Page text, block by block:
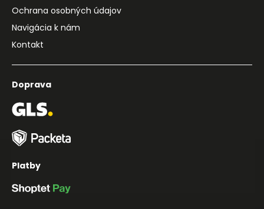
Ochrana osobných údajov
Navigácia k nám
Kontakt
Doprava
Platby